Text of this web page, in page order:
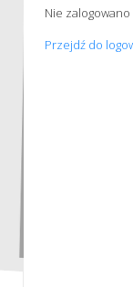
Nie zalogowano
Przejdź do